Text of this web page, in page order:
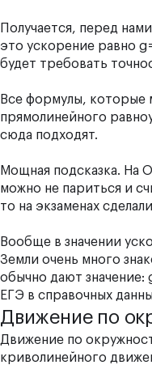
Получается, перед
это ускорение равно
будет требовать
Все формулы, которые
прямолинейного
сюда подходят.
Мощная подсказка. На
можно не париться и
то на экзаменах
Вообще в значении
Земли очень много
обычно дают значение:
ЕГЭ в справочных
Движение по
Движение по
криволинейного